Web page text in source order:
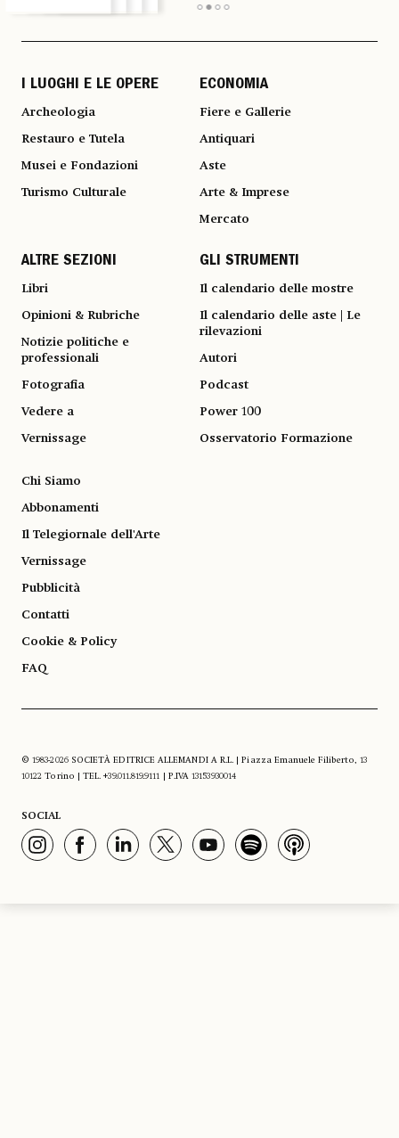
I LUOGHI E LE OPERE
Archeologia
Restauro e Tutela
Musei e Fondazioni
Turismo Culturale
ECONOMIA
Fiere e Gallerie
Antiquari
Aste
Arte & Imprese
Mercato
ALTRE SEZIONI
Libri
Opinioni & Rubriche
Notizie politiche e
professionali
Fotografia
Vedere a
Vernissage
GLI STRUMENTI
Il calendario delle mostre
Il calendario delle aste | Le
rilevazioni
Autori
Podcast
Power 100
Osservatorio Formazione
Chi Siamo
Abbonamenti
Il Telegiornale dell'Arte
Vernissage
Pubblicità
Contatti
Cookie & Policy
FAQ
© 1983-2026 SOCIETÀ EDITRICE ALLEMANDI A R.L. | Piazza Emanuele Filiberto, 13
10122 Torino | TEL. +39.011.819.9111 | P.IVA 13153930014
SOCIAL